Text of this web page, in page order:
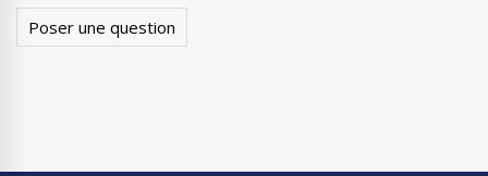
Poser une question